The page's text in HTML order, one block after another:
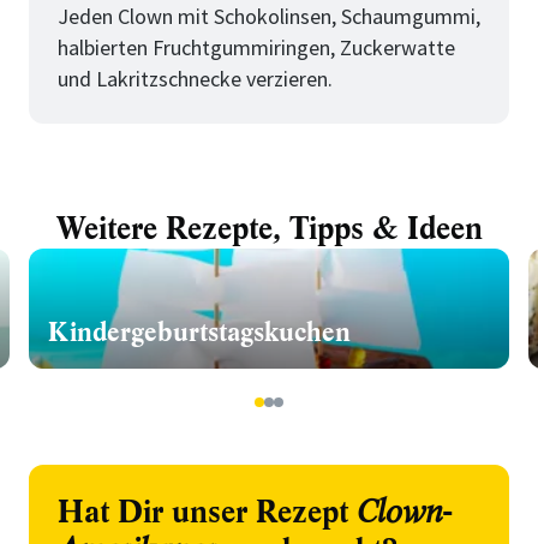
Jeden Clown mit Schokolinsen, Schaumgummi,
halbierten Fruchtgummiringen, Zuckerwatte
und Lakritzschnecke verzieren.
Weitere Rezepte, Tipps & Ideen
Kindergeburtstagskuchen
123
Hat Dir unser Rezept Clown-